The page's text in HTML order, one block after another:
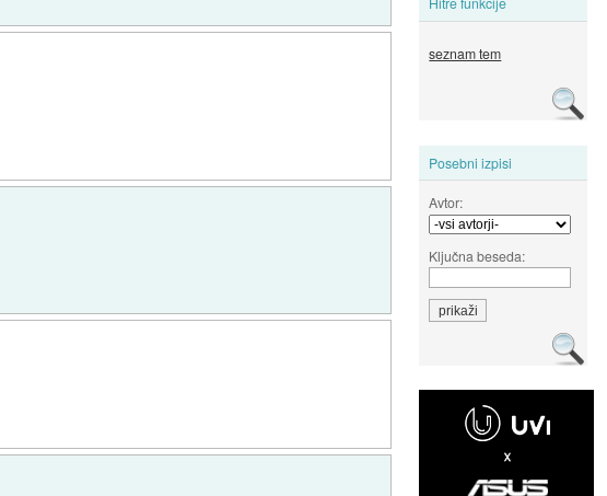
seznam tem
Posebni izpisi
Avtor:
Ključna beseda: